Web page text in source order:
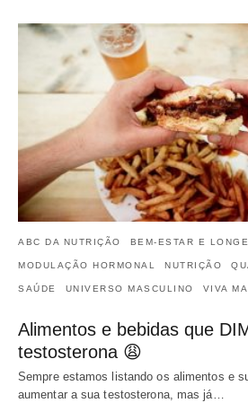
ABC DA NUTRIÇÃO BEM-ESTAR E
MODULAÇÃO HORMONAL NUTRIÇÃO
SAÚDE UNIVERSO MASCULINO VIVA
Alimentos e bebidas que
testosterona 😩
Sempre estamos listando os alimentos e
aumentar a sua testosterona, mas já…